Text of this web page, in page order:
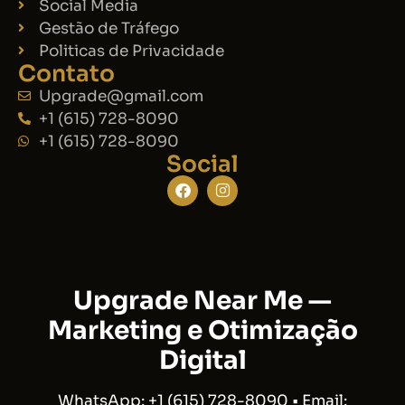
Social Media
Gestão de Tráfego
Politicas de Privacidade
Contato
Upgrade@gmail.com
+1 (615) 728-8090
+1 (615) 728-8090
Social
Upgrade Near Me —
Marketing e Otimização
Digital
WhatsApp: +1 (615) 728-8090 • Email: